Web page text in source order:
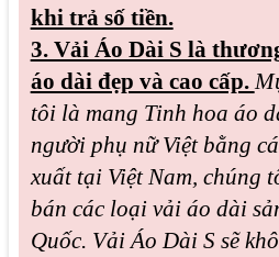
khi trả số tiền.
3. Vải Áo Dài S là
áo dài đẹp và cao cấp.
tôi là mang Tinh hoa áo
người phụ nữ Việt bằng
xuất tại Việt Nam, chúng
bán các loại vải áo dài
Quốc. Vải Áo Dài S sẽ